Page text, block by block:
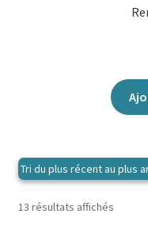
13 résultats affichésTrié